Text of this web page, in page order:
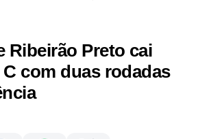
Ribeirão Preto cai
C com duas rodadas